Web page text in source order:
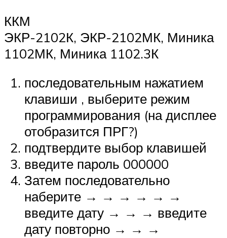
ККМ
ЭКР-2102К, ЭКР-2102МК, Миника
1102МК, Миника 1102.3К
последовательным нажатием
клавиши , выберите режим
программирования (на дисплее
отобразится ПРГ?)
подтвердите выбор клавишей
введите пароль 000000
Затем последовательно
наберите → → → → → →
введите дату → → → введите
дату повторно → → →